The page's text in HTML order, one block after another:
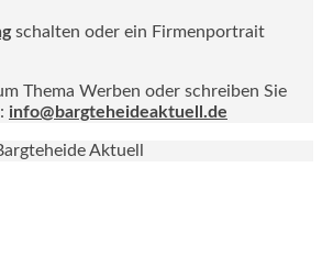
schalten oder ein Firmenportrait
Thema Werben oder schreiben Sie
info@bargteheideaktuell.de
Aktuell